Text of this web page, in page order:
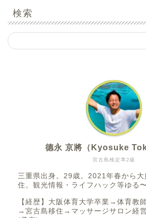
検索
宮古島検定準2級
德永 京將（Kyosuke
三重県出身。29歳。2021年春から大
住。観光情報・ライフハック等ゆる
【経歴】大阪体育大学卒業→体育教
→宮古島移住→マッサージサロン経